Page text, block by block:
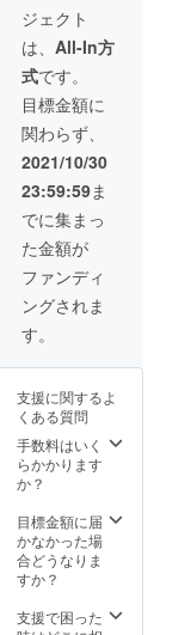
名前を
ご記入
下さ
い。 名
称：富
いちご
バター
原材料
名：い
ちご
ち
ご）、
バター
（NZ産
内容
量：１
４０ｇ
保存方
法：直
を避け
常温で
保管下
さい。
要冷蔵
アレル
い。開
封後要
冷蔵 添
加物表
示：酸
化防止
剤（ビ
タミン
C）
ジェク
トリー
ダーで
ある一
般社団
法人未
来環境
エネル
ギー坂
東より
お礼の
メール
（2021
年11月
頃）
および
栽培記
年6月
頃）を
送らせ
だきま
す。 ・
スにお
名前を
掲載さ
ます。
穫祭 ※
雨天時
は日程
いたし
ます。
※ジャガ
イモの
生育状
況に応
じて収
穫祭は
日程を
変更い
たしま
す。 ●
プロ
ダーで
ある一
般社団
法人未
来環境
エネル
お礼の
メール
（2021
よび栽
特にオ
メガ3脂
CLA、
ビタミ
ンK2な
どの主
要成分
ベルで
含まれ
す。※
ニュー
ンド・
と箕面
市は姉
妹都市
です。
・オー
ガニッ
シュ
ガー使
用 ・自
れた全
ジェク
トリー
ある一
般社団
法人未
来環境
エネル
東より
お礼の
（2021
年11月
よび栽
（2022
年6月
頃）を
送らせ
ていた
だきま
リウム
などの
微量成
分を大
切に生
かし
た、
しっと
プの砂
糖で
す。
【自然
栽培
箕面富
いちご
ｇ】 ・
ニュー
ジーラ
ンド産
グラス
フェッ
用 放
牧を中
心とし
いる乳
かを坂
東自ら
ご説明
させて
いただ
きま
す。 摂
れたて
フレッ
シュな
富いち
ごを堪
能でき
るの
は、い
ちご狩
非、ご
手で、
富いち
ごを収
穫して
●プロ
ジェク
トリー
般社団
ジェクト
は、 All-In方
式です。
目標金額に
関わらず、
2021/10/30
23:59:59ま
でに集まっ
た金額が
ファンディ
ングされま
す。
支援に関するよ
くある質問
手数料はいく
らかかります
か？
目標金額に届
かなかった場
合どうなりま
すか？
支援で困った